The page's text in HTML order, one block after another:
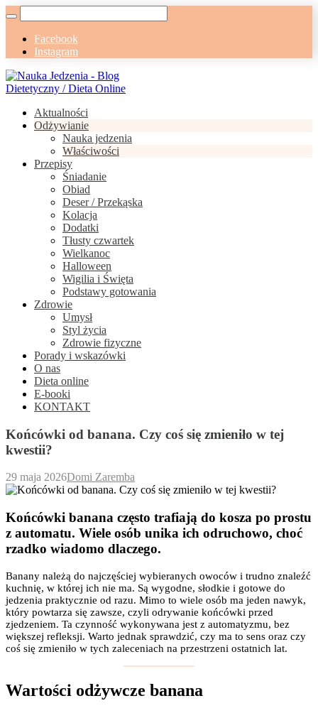
Facebook
Instagram
Aktualności
Odżywianie
Nauka jedzenia
Właściwości
Przepisy
Śniadanie
Obiad
Deser / Przekąska
Kolacja
Dodatki
Tłusty czwartek
Wielkanoc
Halloween
Wigilia i Święta
Podstawy gotowania
Zdrowie
Umysł
Styl życia
Zdrowie fizyczne
Porady i wskazówki
O nas
Dieta online
E-booki
KONTAKT
Końcówki od banana. Czy coś się zmieniło w tej
kwestii?
29 maja 2026Domi Zaremba
Końcówki banana często trafiają do kosza po prostu
z automatu. Wiele osób unika ich odruchowo, choć
rzadko wiadomo dlaczego.
Banany należą do najczęściej wybieranych owoców i trudno znaleźć
kuchnię, w której ich nie ma. Są wygodne, słodkie i gotowe do
jedzenia praktycznie od razu. Mimo to wiele osób ma jeden nawyk,
który powtarza się zawsze, czyli odrywanie końcówki przed
zjedzeniem. Ta czynność wykonywana jest z automatyzmu, bez
większej refleksji. Warto jednak sprawdzić, czy ma to sens oraz czy
coś się zmieniło w tych zaleceniach na przestrzeni ostatnich lat.
Wartości odżywcze banana